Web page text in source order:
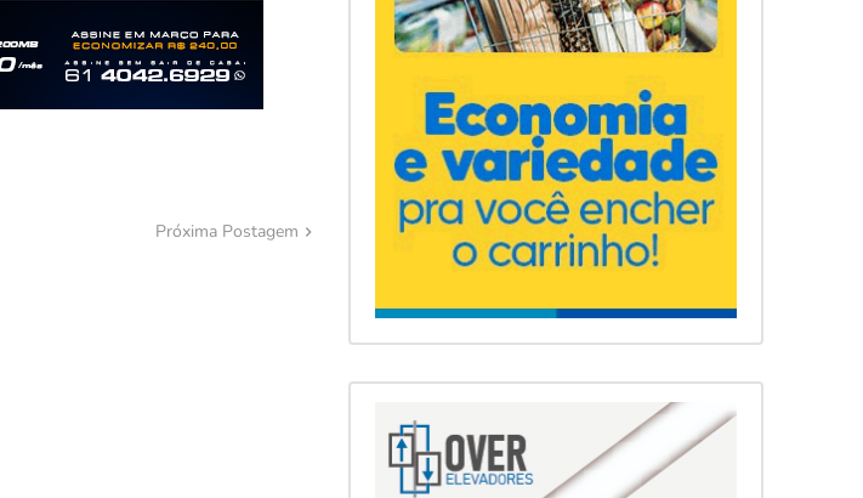
Próxima Postagem